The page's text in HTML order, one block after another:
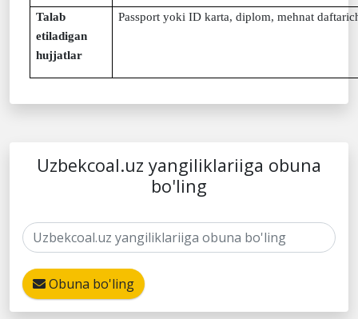
Talab
etiladigan
hujjatlar
Passport yoki ID karta, diplom, mehnat
Uzbekcoal.uz yangiliklariiga obuna
bo'ling
Obuna bo'ling